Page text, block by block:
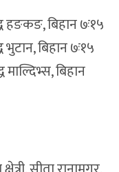
हङकङ, बिहान ७ः१५
बिहान ७ः१५
बिहान